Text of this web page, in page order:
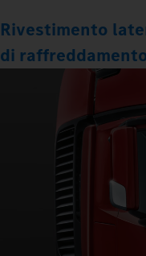
Rivestimento
di